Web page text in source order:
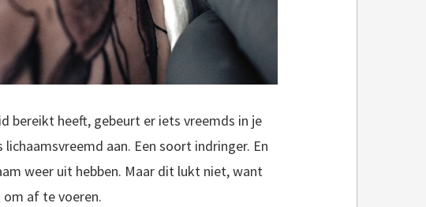
bereikt heeft, gebeurt er iets vreemds in je
aan. Een soort indringer. En
weer uit hebben. Maar dit lukt niet, want
af te voeren.